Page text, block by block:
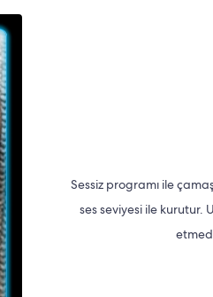
Sessiz programı ile
ses seviyesi ile kurutur.